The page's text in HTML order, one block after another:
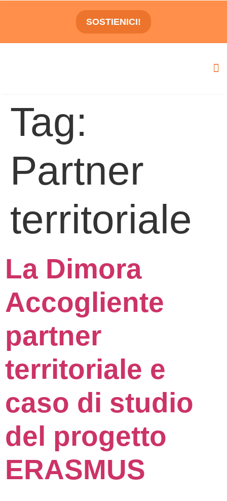
SOSTIENICI!
Tag:
Partner
territoriale
La Dimora
Accogliente
partner
territoriale e
caso di studio
del progetto
ERASMUS